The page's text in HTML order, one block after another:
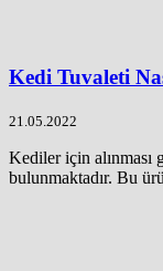
Kedi Tuvaleti
21.05.2022
Kediler için alınması
bulunmaktadır. Bu